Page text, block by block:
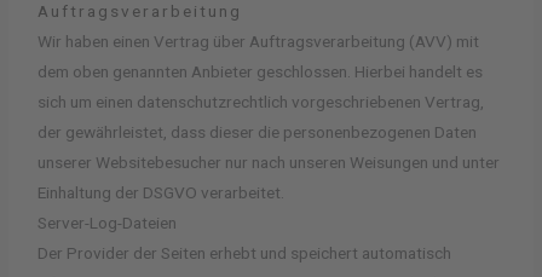
Auftragsverarbeitung
Wir haben einen Vertrag über Auftragsverarbeitung (AVV) mit
dem oben genannten Anbieter geschlossen. Hierbei handelt es
sich um einen datenschutzrechtlich vorgeschriebenen Vertrag,
der gewährleistet, dass dieser die personenbezogenen Daten
unserer Websitebesucher nur nach unseren Weisungen und unter
Einhaltung der DSGVO verarbeitet.
Server-Log-Dateien
Der Provider der Seiten erhebt und speichert automatisch